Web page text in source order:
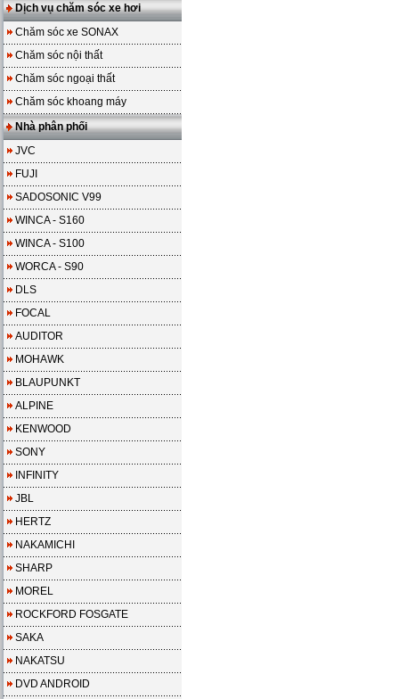
Dịch vụ chăm sóc xe hơi
Chăm sóc xe SONAX
Chăm sóc nội thất
Chăm sóc ngoại thất
Chăm sóc khoang máy
Nhà phân phối
JVC
FUJI
SADOSONIC V99
WINCA - S160
WINCA - S100
WORCA - S90
DLS
FOCAL
AUDITOR
MOHAWK
BLAUPUNKT
ALPINE
KENWOOD
SONY
INFINITY
JBL
HERTZ
NAKAMICHI
SHARP
MOREL
ROCKFORD FOSGATE
SAKA
NAKATSU
DVD ANDROID